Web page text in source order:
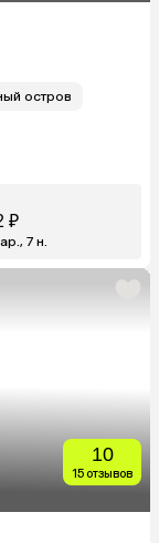
остров
₽
7 н.
10
15 отзывов